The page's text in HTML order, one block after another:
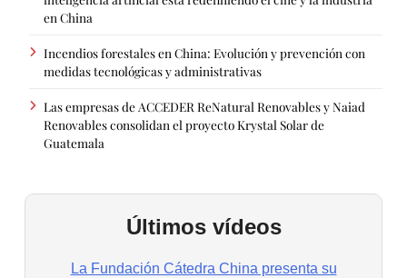
en China
Incendios forestales en China: Evolución y prevención con
medidas tecnológicas y administrativas
Las empresas de ACCEDER ReNatural Renovables y Naiad
Renovables consolidan el proyecto Krystal Solar de
Guatemala
Últimos vídeos
La Fundación Cátedra China presenta su